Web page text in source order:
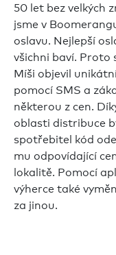
50 let bez velkých
jsme v
oslavu. Nejlepší
všichni baví. Proto
Míši objevil
pomocí SMS a
některou z cen.
oblasti distribuce
spotřebitel kód
mu odpovídající
lokalitě. Pomocí
výherce také
za jinou.